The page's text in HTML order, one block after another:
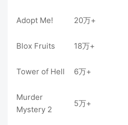
Adopt Me! 20万+
Blox Fruits 18万+
Tower of Hell 6万+
Murder
Mystery 2
5万+